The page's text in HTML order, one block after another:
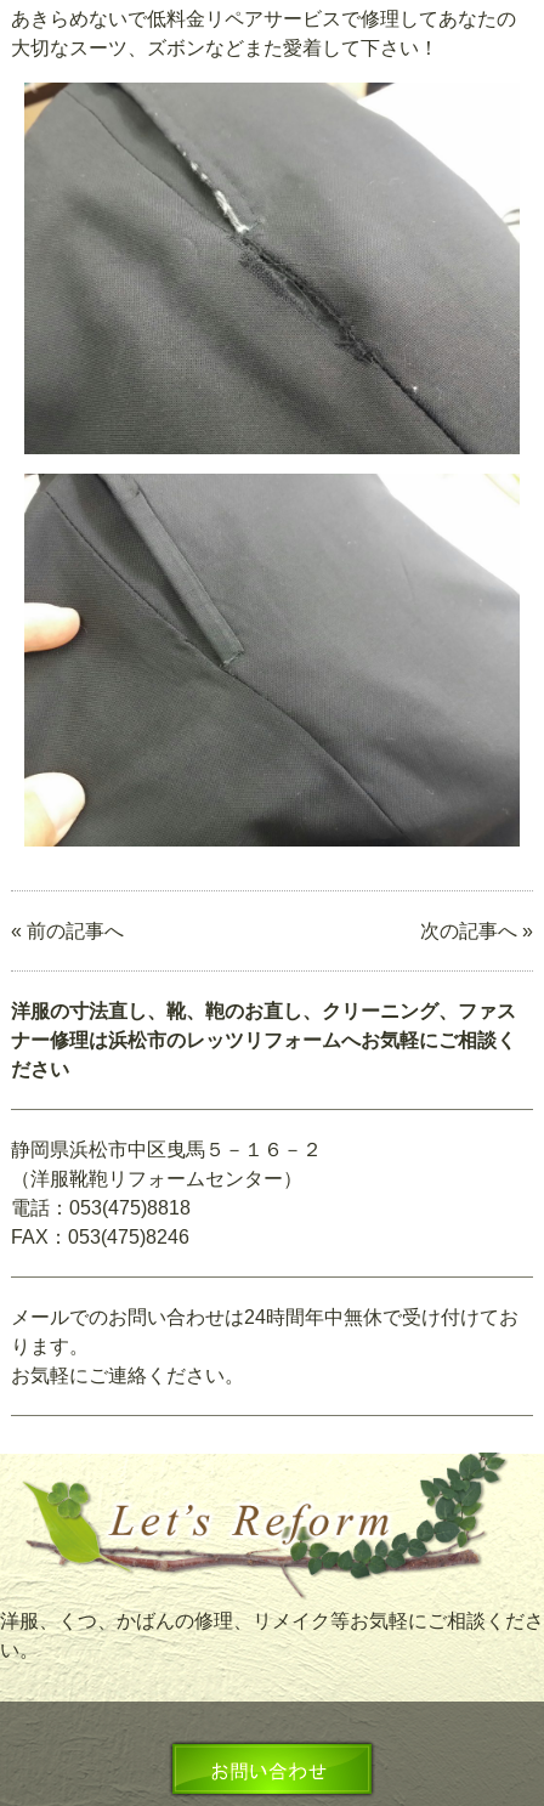
あきらめないで低料金リペアサービスで修理してあなたの
大切なスーツ、ズボンなどまた愛着して下さい！
« 前の記事へ 次の記事へ »
洋服の寸法直し、靴、鞄のお直し、クリーニング、ファス
ナー修理は浜松市のレッツリフォームへお気軽にご相談く
ださい
静岡県浜松市中区曳馬５－１６－２
（洋服靴鞄リフォームセンター）
電話：053(475)8818
FAX：053(475)8246
メールでのお問い合わせは24時間年中無休で受け付けてお
ります。
お気軽にご連絡ください。
洋服、くつ、かばんの修理、リメイク等お気軽にご相談くださ
い。